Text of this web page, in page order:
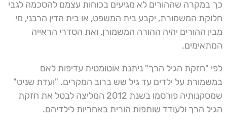
כך במקרה שההורים לא מגיעים בכוחות עצמם להסכמה לגבי
חלוקת המשמורת, יקבע בית המשפט, או בית הדין הרבני, מי
מבין ההורים יהיה ההורה המשמורן, ואת הסדרי הראייה
המתאימים.
לפי "חזקת הגיל הרך" ניתנת אוטומטית עדיפות לאם
במשמורת על ילדים עד גיל שש ברוב המקרים. "ועדת שניט"
שמסקנותיה פורסמו בשנת 2012 המליצה לבטל את חזקת
הגיל הרך ולעודד שותפות הורית באחריות לילדיהם.